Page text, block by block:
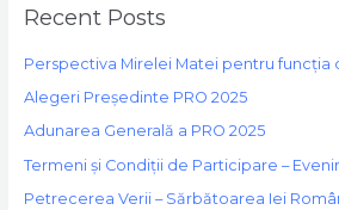
c
o
r
:
Recent Posts
Perspectiva Mirelei Matei pentru funcția
Alegeri Președinte PRO 2025
Adunarea Generală a PRO 2025
Termeni și Condiții de Participare –
Petrecerea Verii – Sărbătoarea Iei